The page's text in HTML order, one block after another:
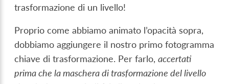
trasformazione di un livello!
Proprio come abbiamo animato l’opacità sopra,
dobbiamo aggiungere il nostro primo fotogramma
chiave di trasformazione. Per farlo,accertati
prima che la maschera di trasformazione del livello